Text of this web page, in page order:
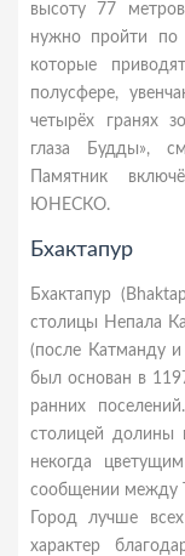
высоту 77
нужно пройти по
которые
полусфере,
четырёх гранях
глаза Будды»,
Памятник
ЮНЕСКО.
Бхактапур
Бхактапур
столицы Непала
(пoслe Катманду
был основан в
ранних
столицей долины
некогда
сообщении между
Город лучше
характер